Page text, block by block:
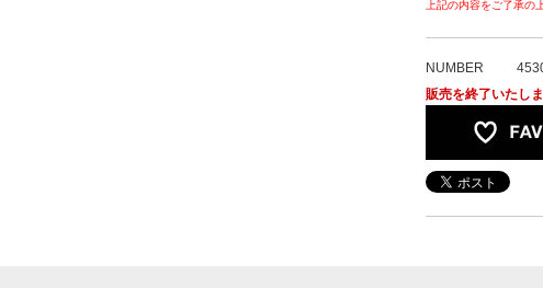
上記の内容をご了承の
NUMBER
販売を終了いたしま